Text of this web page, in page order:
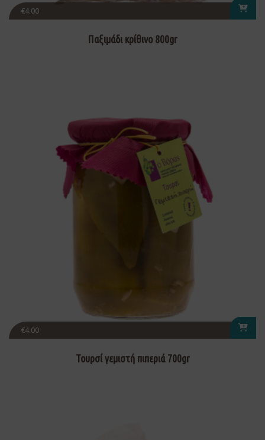
€4.00
Παξιμάδι κρίθινο 800gr
€4.00
Τουρσί γεμιστή πιπεριά 700gr